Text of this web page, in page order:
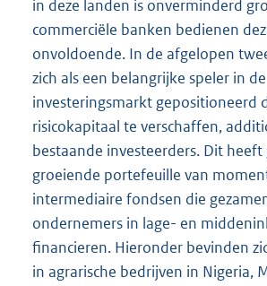
in deze landen is onverminderd
commerciële banken bedienen
onvoldoende. In de afgelopen
zich als een belangrijke speler in de
investeringsmarkt gepositioneerd
risicokapitaal te verschaffen,
bestaande investeerders. Dit
groeiende portefeuille van
intermediaire fondsen die
ondernemers in lage- en
financieren. Hieronder bevinden
in agrarische bedrijven in Nigeria,